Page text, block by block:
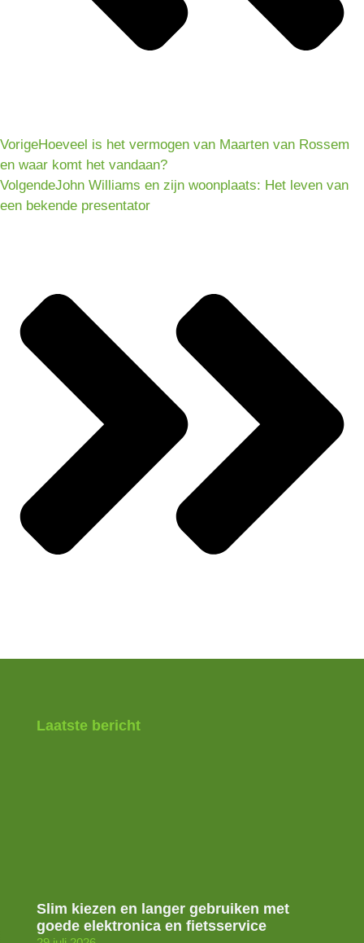
VorigeHoeveel is het vermogen van Maarten van Rossem
en waar komt het vandaan?
VolgendeJohn Williams en zijn woonplaats: Het leven van
een bekende presentator
Laatste bericht
Slim kiezen en langer gebruiken met
goede elektronica en fietsservice